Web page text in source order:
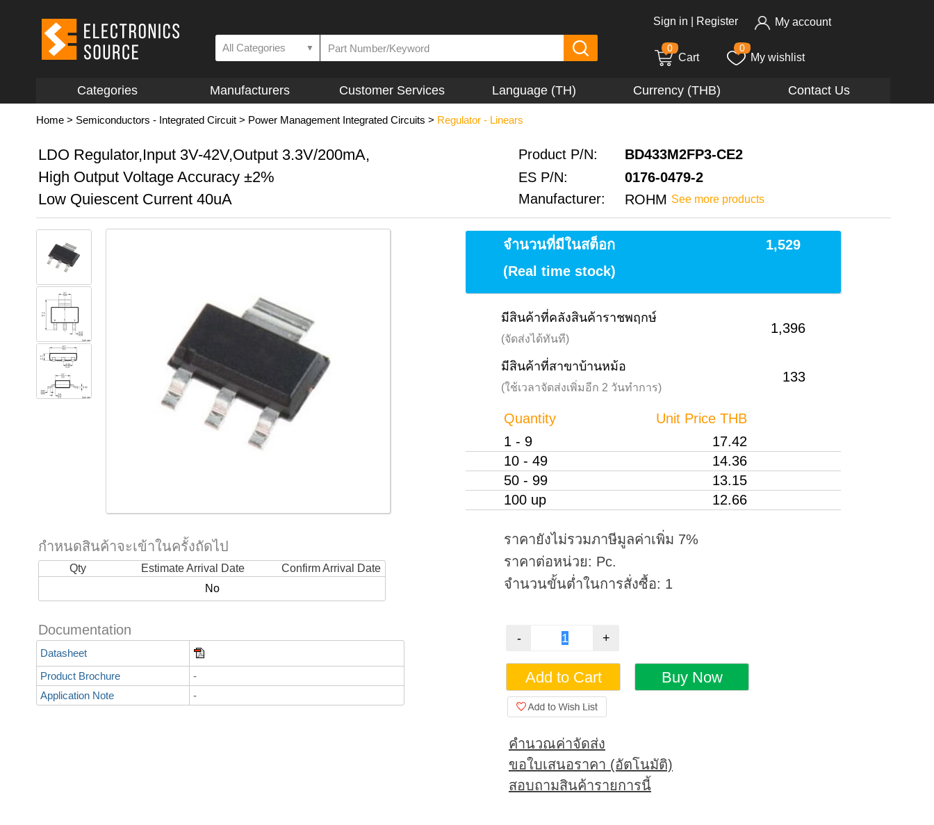
All Categories ▼
Sign in Register My account
0
Cart
0
My wishlist
Categories Manufacturers Customer Services Language (TH) Currency (THB) Contact Us
Home > Semiconductors - Integrated Circuit > Power Management Integrated Circuits > Regulator - Linears
LDO Regulator,Input 3V-42V,Output 3.3V/200mA, Product P/N: BD433M2FP3-CE2
High Output Voltage Accuracy ±2% ES P/N: 0176-0479-2
Low Quiescent Current 40uA Manufacturer: ROHM See more products
กำหนดสินค้าจะเข้าในครั้งถัดไป
Qty Estimate Arrival Date
Confirm Arrival Date
No
Documentation
Datasheet
Product Brochure
-
Application Note
-
จำนวนที่มีในสต็อก
1,529
(Real time stock)
มีสินค้าที่คลังสินค้าราชพฤกษ์
(จัดส่งได้ทันที)
1,396
มีสินค้าที่สาขาบ้านหม้อ
(ใช้เวลาจัดส่งเพิ่มอีก 2 วันทำการ)
133
Quantity
Unit Price THB
1 - 9
17.42
10 - 49
14.36
50 - 99
13.15
100 up
12.66
ราคายังไม่รวมภาษีมูลค่าเพิ่ม 7%
ราคาต่อหน่วย: Pc.
จำนวนขั้นต่ำในการสั่งซื้อ: 1
คำนวณค่าจัดส่ง
ขอใบเสนอราคา (อัตโนมัติ)
สอบถามสินค้ารายการนี้